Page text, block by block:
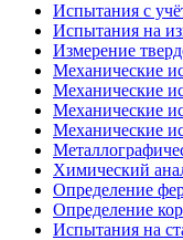
Испытания с
Испытания на
Измерение
Механические
Механические
Механические
Механические
Химический
Определение
Определение
Испытания на